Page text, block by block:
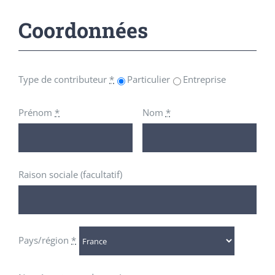
Coordonnées
Type de contributeur * Particulier Entreprise
Prénom * Nom *
Raison sociale (facultatif)
Pays/région *